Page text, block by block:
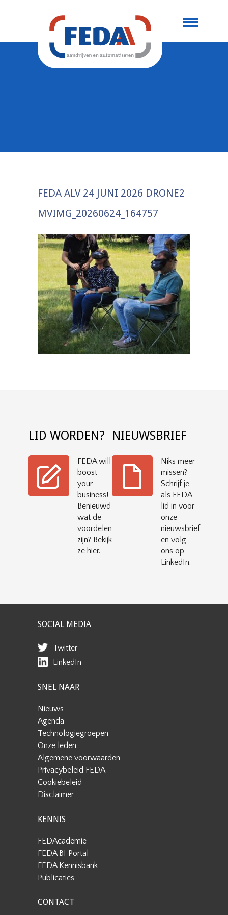
FEDA ALV 24 JUNI 2026 DRONE2
MVIMG_20260624_164757
LID WORDEN?
FEDA will
boost
your
business!
Benieuwd
wat de
voordelen
zijn? Bekijk
ze hier.
NIEUWSBRIEF
Niks meer
missen?
Schrijf je
als FEDA-
lid in voor
onze
nieuwsbrief
en volg
ons op
LinkedIn.
SOCIAL MEDIA
Twitter
LinkedIn
SNEL NAAR
Nieuws
Agenda
Technologiegroepen
Onze leden
Algemene voorwaarden
Privacybeleid FEDA
Cookiebeleid
Disclaimer
KENNIS
FEDAcademie
FEDA BI Portal
FEDA Kennisbank
Publicaties
CONTACT